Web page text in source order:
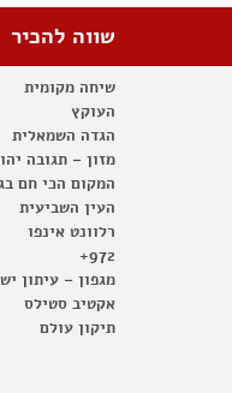
שווה להכיר
שיחה מקומית
העוקץ
הגדה השמאלית
מזון – תגובה
המקום הכי חם
העין השביעית
רלוונט אינפו
972+
מגפון – עיתון
אקטיב סטילס
תיקון עולם